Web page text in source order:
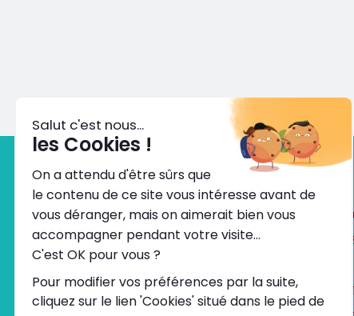
02 40
Du
de 8h
Le